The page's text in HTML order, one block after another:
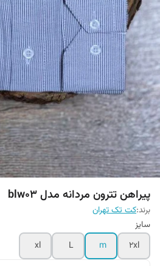
پیراهن تترون مردانه مدل blw03
برند:کت تک تهران
سایز
2xl
m
L
xl